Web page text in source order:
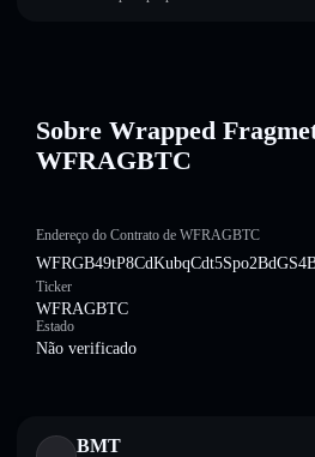
Sobre Wrapped
WFRAGBTC
Endereço do Contrato de WFRAGBTC
Ticker
WFRAGBTC
Estado
Não verificado
BMT